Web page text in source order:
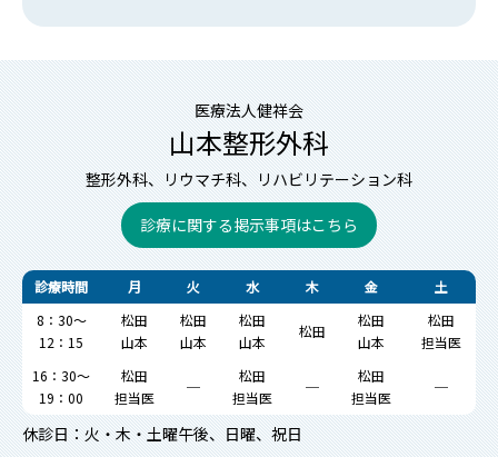
医療法人健祥会
山本整形外科
整形外科、リウマチ科、リハビリテーション科
診療に関する掲示事項はこちら
診療時間 月 火 水 木 金
土
8：30～
12：15
松田
山本
松田
山本
松田
山本
松田
松田
山本
松田
担当医
16：30～
19：00
松田
担当医
─
松田
担当医
─
松田
担当医
─
休診日：火・木・土曜午後、日曜、祝日